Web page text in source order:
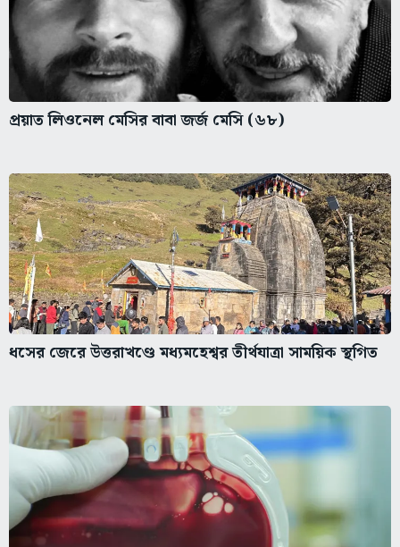
প্রয়াত লিওনেল মেসির বাবা জর্জ মেসি (৬৮)
ধসের জেরে উত্তরাখণ্ডে মধ্যমহেশ্বর তীর্থযাত্রা সাময়িক স্থগিত